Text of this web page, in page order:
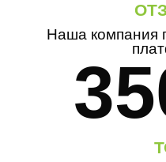
Наша компания